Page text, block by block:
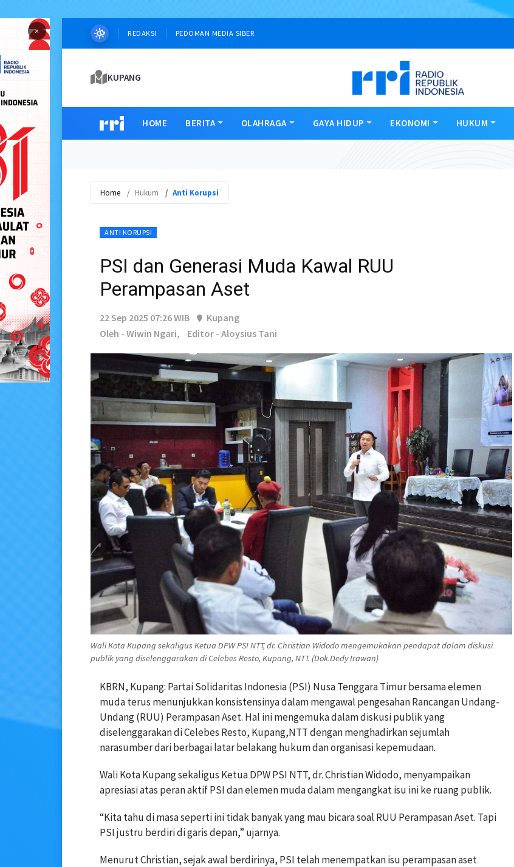
× REDAKSI PEDOMAN MEDIA SIBER
KUPANG
HOME BERITA OLAHRAGA GAYA HIDUP EKONOMI HUKUM
Home Hukum Anti Korupsi
ANTI KORUPSI
PSI dan Generasi Muda Kawal RUU
Perampasan Aset
22 Sep 2025 07:26 WIB
Kupang
Oleh - Wiwin Ngari,
Editor - Aloysius Tani
Wali Kota Kupang sekaligus Ketua DPW PSI NTT, dr. Christian Widodo mengemukakan pendapat dalam diskusi
publik yang diselenggarakan di Celebes Resto, Kupang, NTT. (Dok.Dedy Irawan)
KBRN, Kupang: Partai Solidaritas Indonesia (PSI) Nusa Tenggara Timur bersama elemen
muda terus menunjukkan konsistensinya dalam mengawal pengesahan Rancangan Undang-
Undang (RUU) Perampasan Aset. Hal ini mengemuka dalam diskusi publik yang
diselenggarakan di Celebes Resto, Kupang,NTT dengan menghadirkan sejumlah
narasumber dari berbagai latar belakang hukum dan organisasi kepemudaan.
Wali Kota Kupang sekaligus Ketua DPW PSI NTT, dr. Christian Widodo, menyampaikan
apresiasi atas peran aktif PSI dan elemen muda dalam mengangkat isu ini ke ruang publik.
“Kita tahu di masa seperti ini tidak banyak yang mau bicara soal RUU Perampasan Aset. Tapi
PSI justru berdiri di garis depan,” ujarnya.
Menurut Christian, sejak awal berdirinya, PSI telah menempatkan isu perampasan aset